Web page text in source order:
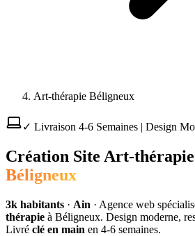
Art-thérapie Béligneux
✓ Livraison 4-6 Semaines | Design
Création Site Art-thérapie
Béligneux
3k habitants · Ain · Agence web
thérapie à Béligneux. Design moderne,
Livré clé en main en 4-6 semaines.